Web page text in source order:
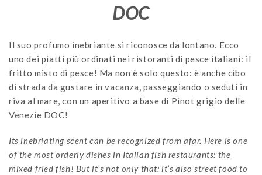
DOC
Il suo profumo inebriante si riconosce da lontano. Ecco
uno dei piatti più ordinati nei ristoranti di pesce italiani: il
fritto misto di pesce! Ma non è solo questo: è anche cibo
di strada da gustare in vacanza, passeggiando o seduti in
riva al mare, con un aperitivo a base di Pinot grigio delle
Venezie DOC!
Its inebriating scent can be recognized from afar. Here is one
of the most orderly dishes in Italian fish restaurants: the
mixed fried fish! But it’s not only that: it’s also street food to